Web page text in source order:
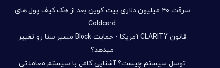
سرقت ۴۰ میلیون دلاری بیت کوین بعد از هک کیف پول های
Coldcard
قانون CLARITY آمریکا - حمایت Block مسیر سنا رو تغییر
میدهد؟
توسل سیستم چیست؟ آشنایی کامل با سیستم معاملاتی